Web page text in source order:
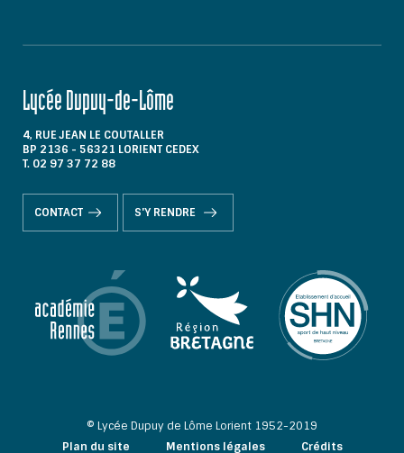
Lycée Dupuy-de-Lôme
4, RUE JEAN LE COUTALLER
BP 2136 - 56321 LORIENT CEDEX
T. 02 97 37 72 88
CONTACT S'Y RENDRE
© Lycée Dupuy de Lôme Lorient 1952-2019
Plan du site
Mentions légales Crédits